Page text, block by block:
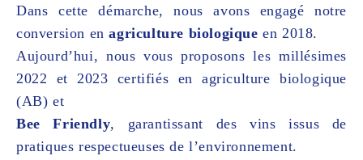
Dans cette démarche, nous avons engagé notre
conversion enagriculture biologique en 2018.
Aujourd’hui, nous vous proposons les millésimes
2022 et 2023 certifiés en agriculture biologique
(AB) et
Bee Friendly, garantissant des vins issus de
pratiques respectueuses de l’environnement.